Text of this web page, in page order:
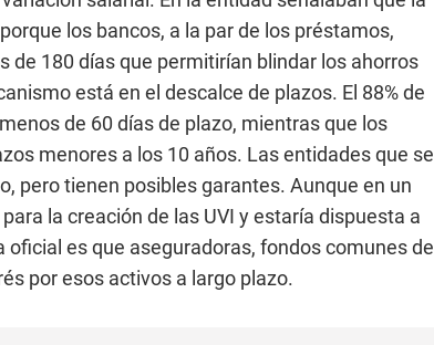
los bancos, a la par de los préstamos,
de 180 días que permitirían blindar los ahorros
está en el descalce de plazos. El 88% de
de 60 días de plazo, mientras que los
menores a los 10 años. Las entidades que se
pero tienen posibles garantes. Aunque en un
la creación de las UVI y estaría dispuesta a
es que aseguradoras, fondos comunes de
por esos activos a largo plazo.